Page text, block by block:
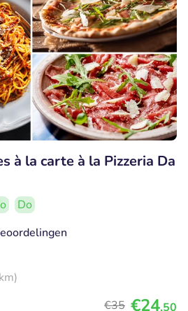
à la carte à la Pizzeria Da
Do
€35 €24,50